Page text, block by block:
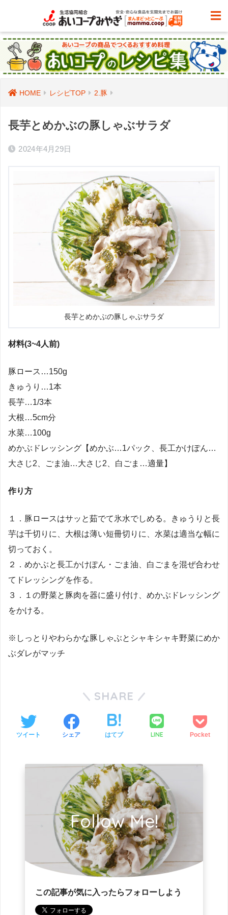
HOME レシピTOP 2.豚
長芋とめかぶの豚しゃぶサラダ
2024年4月29日
長芋とめかぶの豚しゃぶサラダ
材料(3~4人前)
豚ロース…150g
きゅうり…1本
長芋…1/3本
大根…5cm分
水菜…100g
めかぶドレッシング【めかぶ…1パック、長工かけぽん…
大さじ2、ごま油…大さじ2、白ごま…適量】
作り方
１．豚ロースはサッと茹でて氷水でしめる。きゅうりと長
芋は千切りに、大根は薄い短冊切りに、水菜は適当な幅に
切っておく。
２．めかぶと長工かけぽん・ごま油、白ごまを混ぜ合わせ
てドレッシングを作る。
３．１の野菜と豚肉を器に盛り付け、めかぶドレッシング
をかける。
※しっとりやわらかな豚しゃぶとシャキシャキ野菜にめか
ぶダレがマッチ
SHARE
ツイート シェア はてブ LINE Pocket
Follow Me!
この記事が気に入ったらフォローしよう